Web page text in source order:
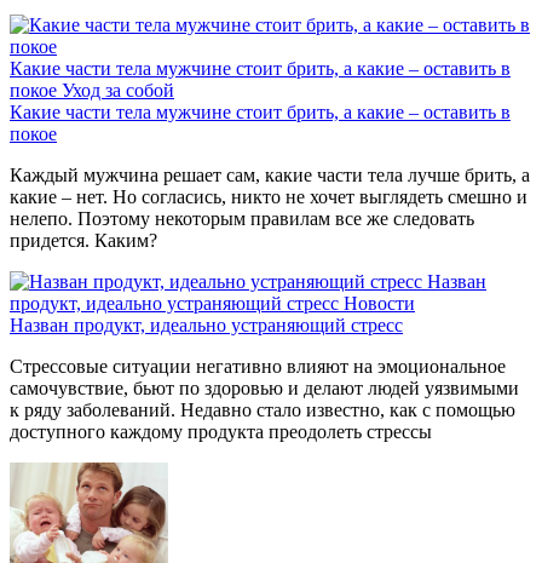
Какие части тела мужчине стоит брить, а какие – оставить в
покое Уход за собой
Какие части тела мужчине стоит брить, а какие – оставить в
покое
Каждый мужчина решает сам, какие части тела лучше брить, а
какие – нет. Но согласись, никто не хочет выглядеть смешно и
нелепо. Поэтому некоторым правилам все же следовать
придется. Каким?
Назван
продукт, идеально устраняющий стресс Новости
Назван продукт, идеально устраняющий стресс
Стрессовые ситуации негативно влияют на эмоциональное
самочувствие, бьют по здоровью и делают людей уязвимыми
к ряду заболеваний. Недавно стало известно, как с помощью
доступного каждому продукта преодолеть стрессы